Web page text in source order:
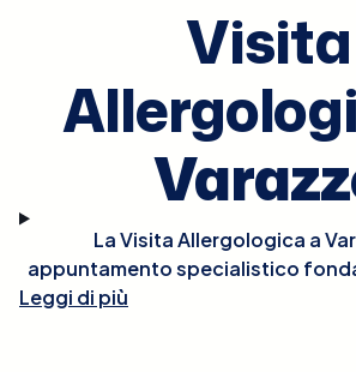
Visita
La Visita Allergologica a
appuntamento specialistico
soffre di reazioni allergiche o
Leggi di più